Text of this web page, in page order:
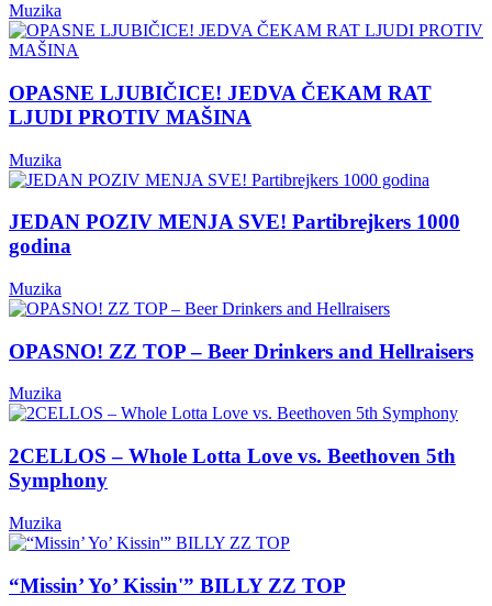
Muzika
OPASNE LJUBIČICE! JEDVA ČEKAM RAT
LJUDI PROTIV MAŠINA
Muzika
JEDAN POZIV MENJA SVE! Partibrejkers 1000
godina
Muzika
OPASNO! ZZ TOP – Beer Drinkers and Hellraisers
Muzika
2CELLOS – Whole Lotta Love vs. Beethoven 5th
Symphony
Muzika
“Missin’ Yo’ Kissin'” BILLY ZZ TOP